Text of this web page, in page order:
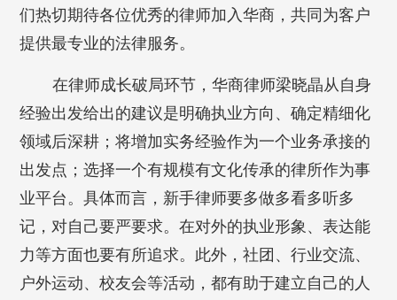
们热切期待各位优秀的律师加入华商，共同为客户
提供最专业的法律服务。
在律师成长破局环节，华商律师梁晓晶从自身
经验出发给出的建议是明确执业方向、确定精细化
领域后深耕；将增加实务经验作为一个业务承接的
出发点；选择一个有规模有文化传承的律所作为事
业平台。具体而言，新手律师要多做多看多听多
记，对自己要严要求。在对外的执业形象、表达能
力等方面也要有所追求。此外，社团、行业交流、
户外运动、校友会等活动，都有助于建立自己的人